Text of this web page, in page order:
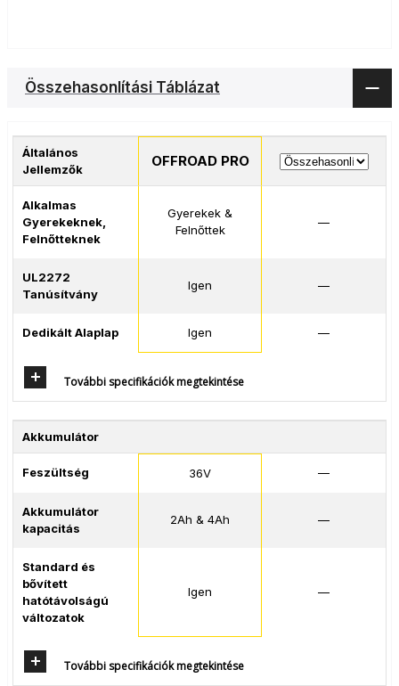
Összehasonlítási Táblázat
Általános
Jellemzők
OFFROAD PRO
Alkalmas
Gyerekeknek,
Felnőtteknek
Gyerekek &
Felnőttek
—
UL2272
Tanúsítvány
Igen —
Dedikált Alaplap Igen —
További specifikációk megtekintése
Akkumulátor
Feszültség 36V —
Akkumulátor
kapacitás
2Ah & 4Ah —
Standard és
bővített
hatótávolságú
változatok
Igen —
További specifikációk megtekintése